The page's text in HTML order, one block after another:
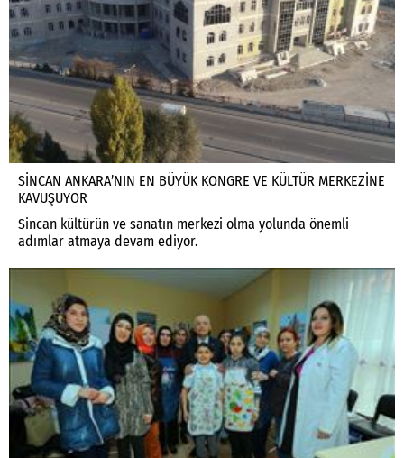
SİNCAN ANKARA’NIN EN BÜYÜK KONGRE VE KÜLTÜR MERKEZİNE
KAVUŞUYOR
Sincan kültürün ve sanatın merkezi olma yolunda önemli
adımlar atmaya devam ediyor.